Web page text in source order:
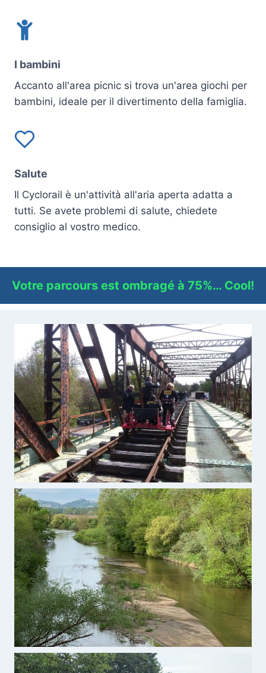
I bambini
Accanto all'area picnic si trova un'area giochi per
bambini, ideale per il divertimento della famiglia.
Salute
Il Cyclorail è un'attività all'aria aperta adatta a
tutti. Se avete problemi di salute, chiedete
consiglio al vostro medico.
Votre parcours est ombragé à 75%… Cool!